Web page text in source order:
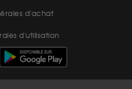
d'achat
d'utilisation